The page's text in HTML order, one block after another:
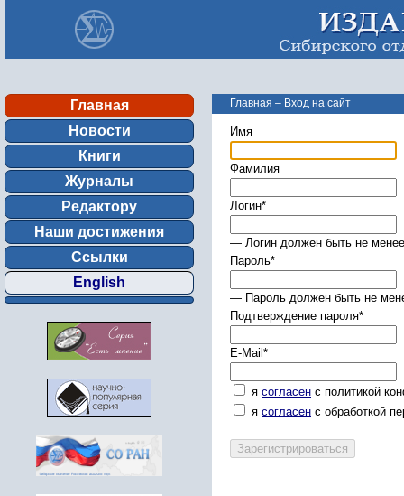
Главная
Новости
Книги
Журналы
Редактору
Наши достижения
Ссылки
English
Главная – Вход на сайт
Имя
Фамилия
Логин*
— Логин должен быть не
Пароль*
— Пароль должен быть не
Подтверждение пароля*
E-Mail *
я согласен с политикой
я согласен с обработкой